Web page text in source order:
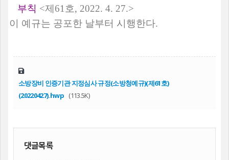
부칙 <제 61 호, 2022. 4. 27.>
이 예규는 공포한 날부터 시행한다.
소방장비 인증기관 지정심사 규정(소방청예규)(제61호)
(20220427).hwp (113.5K)
댓글목록